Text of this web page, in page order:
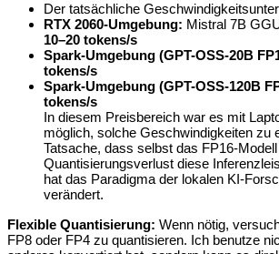
Der tatsächliche
RTX 2060-Umgebung: Mistral 7B
10–20 tokens/s
Spark-Umgebung (GPT-OSS-20B
tokens/s
Spark-Umgebung (GPT-OSS-120B
tokens/s
In diesem Preisbereich war es mit
möglich, solche Geschwindigkeiten zu
Tatsache, dass selbst das FP16-
Quantisierungsverlust diese
hat das Paradigma der lokalen KI-
verändert.
Flexible Quantisierung: Wenn nötig,
FP8 oder FP4 zu quantisieren. Ich benutze